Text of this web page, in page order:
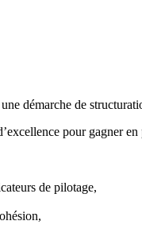
démarche de
pour gagner en
de pilotage,